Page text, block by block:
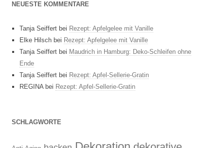
NEUESTE KOMMENTARE
Tanja Seiffert bei Rezept: Apfelgelee mit Vanille
Elke Hilsch bei Rezept: Apfelgelee mit Vanille
Tanja Seiffert bei Maudrich in Hamburg: Deko-Schleifen ohne
Ende
Tanja Seiffert bei Rezept: Apfel-Sellerie-Gratin
REGINA bei Rezept: Apfel-Sellerie-Gratin
SCHLAGWORTE